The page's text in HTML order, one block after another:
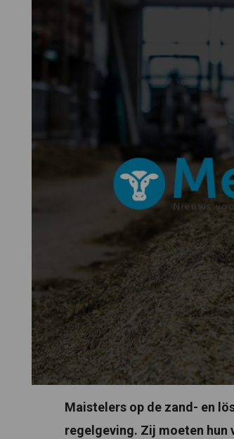
Maistelers op de zand- en
regelgeving. Zij moeten